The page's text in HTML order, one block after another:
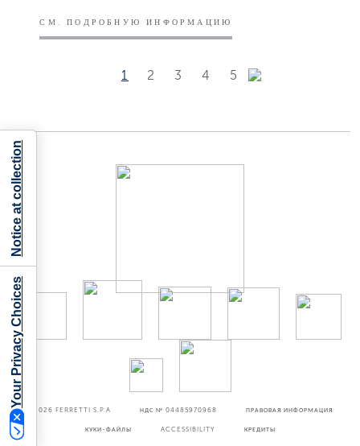
СМ. ПОДРОБНУЮ ИНФОРМАЦИЮ
1 2 3 4 5
©2026 FERRETTI S.P.A НДС № 04485970968 ПРАВОВАЯ ИНФОРМАЦИЯ
КУКИ-ФАЙЛЫ ACCESSIBILITY КРЕДИТЫ
Your Privacy Choices
Notice at collection